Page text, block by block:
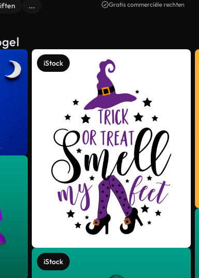
... Gratis commerciële rechten
iStock
iStock